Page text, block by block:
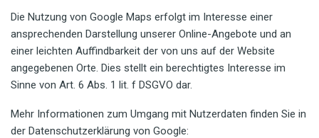
Die Nutzung von Google Maps erfolgt im Interesse einer
ansprechenden Darstellung unserer Online-Angebote und an
einer leichten Auffindbarkeit der von uns auf der Website
angegebenen Orte. Dies stellt ein berechtigtes Interesse im
Sinne von Art. 6 Abs. 1 lit. f DSGVO dar.
Mehr Informationen zum Umgang mit Nutzerdaten finden Sie in
der Datenschutzerklärung von Google: